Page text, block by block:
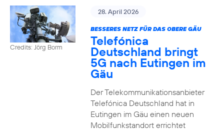
Credits: Jörg Borm
28. April 2026
BESSERES NETZ FÜR DAS OBERE GÄU
Telefónica
Deutschland bringt
5G nach Eutingen im
Gäu
Der Telekommunikationsanbieter
Telefónica Deutschland hat in
Eutingen im Gäu einen neuen
Mobilfunkstandort errichtet